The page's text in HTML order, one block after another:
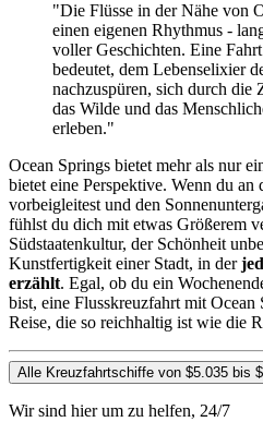
"Die Flüsse in der Nähe von
einen eigenen Rhythmus -
voller Geschichten. Eine
bedeutet, dem Lebenselixier
nachzuspüren, sich durch die
das Wilde und das
erleben."
Ocean Springs bietet mehr als nur
bietet eine Perspektive. Wenn du an
vorbeigleitest und den
fühlst du dich mit etwas Größerem
Südstaatenkultur, der Schönheit
Kunstfertigkeit einer Stadt, in der
erzählt. Egal, ob du ein
bist, eine Flusskreuzfahrt mit
Reise, die so reichhaltig ist wie die
Alle Kreuzfahrtschiffe von $5.035 bis
Wir sind hier um zu helfen, 24/7